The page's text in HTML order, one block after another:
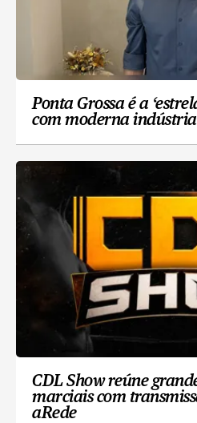
Ponta Grossa é a
com moderna
CDL Show reúne
marciais com
aRede